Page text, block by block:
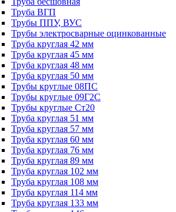
Труба ВГП
Трубы ППУ, ВУС
Трубы электросварные оцинкованные
Труба круглая 42 мм
Труба круглая 45 мм
Труба круглая 48 мм
Труба круглая 50 мм
Трубы круглые 08ПС
Трубы круглые 09Г2С
Трубы круглые Ст20
Труба круглая 51 мм
Труба круглая 57 мм
Труба круглая 60 мм
Труба круглая 76 мм
Труба круглая 89 мм
Труба круглая 102 мм
Труба круглая 108 мм
Труба круглая 114 мм
Труба круглая 133 мм